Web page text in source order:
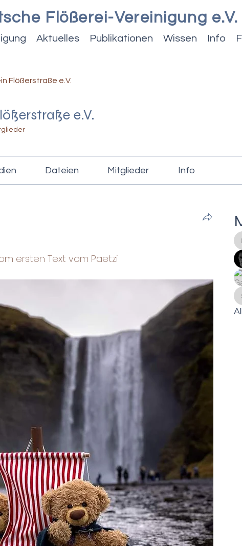
Flößerei-Vereinigung e.V.
Aktuelles Publikationen Wissen Info
Flößerstraße e.V.
e.V.
Dateien Mitglieder Info
ersten Text vom Paetzi.